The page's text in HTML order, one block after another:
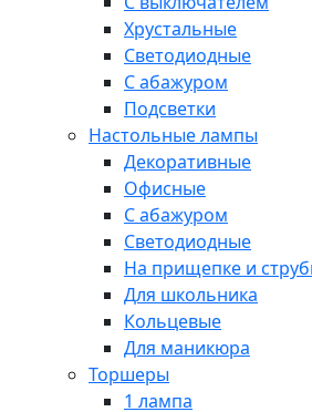
Хрустальные
Светодиодные
С абажуром
Подсветки
Настольные лампы
Декоративные
Офисные
С абажуром
Светодиодные
На прищепке и
Для школьника
Кольцевые
Для маникюра
Торшеры
1 лампа